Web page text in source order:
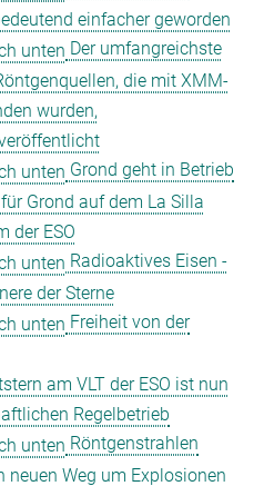
einfacher geworden
Der umfangreichste
die mit XMM-
wurden,
Grond geht in Betrieb
Grond auf dem La Silla
der ESO
Radioaktives Eisen -
der Sterne
Freiheit von der
am VLT der ESO ist nun
Regelbetrieb
Röntgenstrahlen
neuen Weg um Explosionen